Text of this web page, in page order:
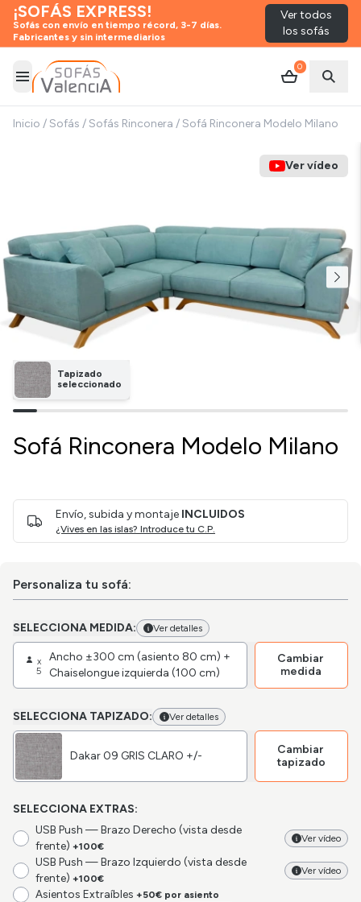
¡SOFÁS EXPRESS!
Sofás con envío en tiempo récord, 3-7 días.
Fabricantes y sin intermediarios
Ver todos
los sofás
Abrir menú
0
Inicio / Sofás / Sofás Rinconera / Sofá Rinconera Modelo Milano
Tapizado
seleccionado
Ver vídeo
Sofá Rinconera Modelo Milano
Envío, subida y montaje INCLUIDOS
¿Vives en las islas? Introduce tu C.P.
Personaliza tu sofá:
SELECCIONA MEDIDA: Ver detalles
x
5
Ancho ±300 cm (asiento 80 cm) +
Chaiselongue izquierda (100 cm)
Cambiar
medida
SELECCIONA TAPIZADO: Ver detalles
Dakar 09 GRIS CLARO +/-
Cambiar
tapizado
SELECCIONA EXTRAS:
USB Push — Brazo Derecho (vista desde
frente) +100€
Ver vídeo
USB Push — Brazo Izquierdo (vista desde
frente) +100€
Ver vídeo
Asientos Extraíbles +50€ por asiento